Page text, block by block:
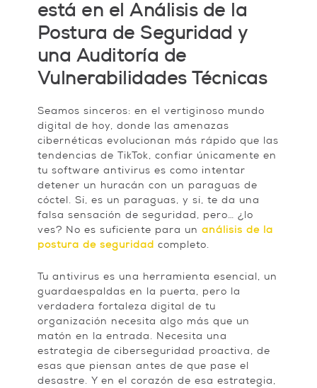
está en el Análisis de la
Postura de Seguridad y
una Auditoría de
Vulnerabilidades Técnicas
Seamos sinceros: en el vertiginoso mundo
digital de hoy, donde las amenazas
cibernéticas evolucionan más rápido que las
tendencias de TikTok, confiar únicamente en
tu software antivirus es como intentar
detener un huracán con un paraguas de
cóctel. Sí, es un paraguas, y sí, te da una
falsa sensación de seguridad, pero… ¿lo
ves? No es suficiente para un análisis de la
postura de seguridad completo.
Tu antivirus es una herramienta esencial, un
guardaespaldas en la puerta, pero la
verdadera fortaleza digital de tu
organización necesita algo más que un
matón en la entrada. Necesita una
estrategia de ciberseguridad proactiva, de
esas que piensan antes de que pase el
desastre. Y en el corazón de esa estrategia,